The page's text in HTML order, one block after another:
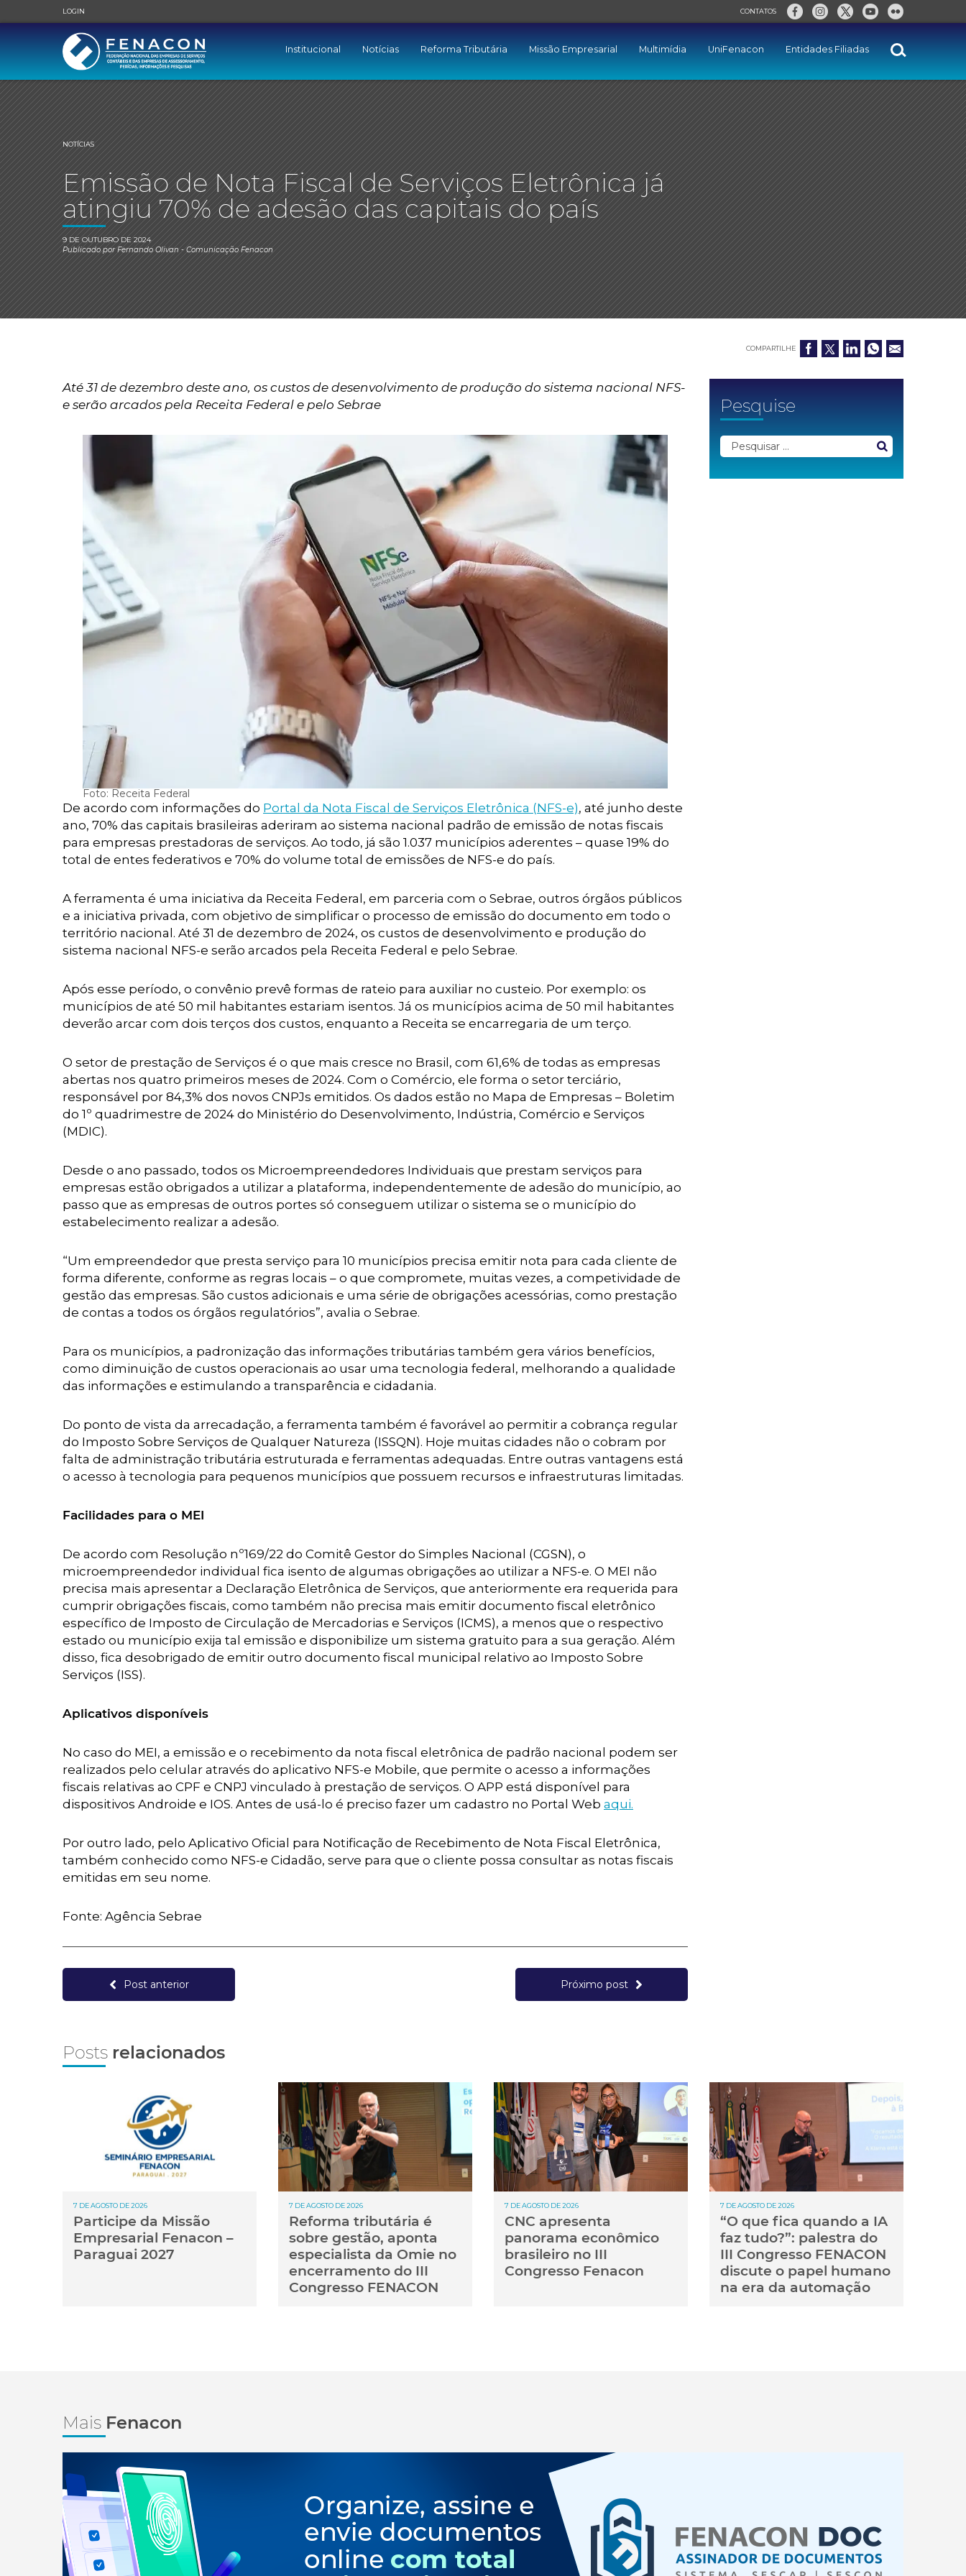
LOGIN CONTATOS
Institucional Notícias Reforma Tributária Missão Empresarial Multimídia UniFenacon Entidades Filiadas
NOTÍCIAS
Emissão de Nota Fiscal de Serviços Eletrônica já
atingiu 70% de adesão das capitais do país
9 DE OUTUBRO DE 2024
Publicado porFernando Olivan- Comunicação Fenacon
COMPARTILHE
Até 31 de dezembro deste ano, os custos de desenvolvimento de produção do sistema nacional NFS-
e serão arcados pela Receita Federal e pelo Sebrae
Foto: Receita Federal
De acordo com informações do Portal da Nota Fiscal de Serviços Eletrônica (NFS-e), até junho deste
ano, 70% das capitais brasileiras aderiram ao sistema nacional padrão de emissão de notas fiscais
para empresas prestadoras de serviços. Ao todo, já são 1.037 municípios aderentes – quase 19% do
total de entes federativos e 70% do volume total de emissões de NFS-e do país.
A ferramenta é uma iniciativa da Receita Federal, em parceria com o Sebrae, outros órgãos públicos
e a iniciativa privada, com objetivo de simplificar o processo de emissão do documento em todo o
território nacional. Até 31 de dezembro de 2024, os custos de desenvolvimento e produção do
sistema nacional NFS-e serão arcados pela Receita Federal e pelo Sebrae.
Após esse período, o convênio prevê formas de rateio para auxiliar no custeio. Por exemplo: os
municípios de até 50 mil habitantes estariam isentos. Já os municípios acima de 50 mil habitantes
deverão arcar com dois terços dos custos, enquanto a Receita se encarregaria de um terço.
O setor de prestação de Serviços é o que mais cresce no Brasil, com 61,6% de todas as empresas
abertas nos quatro primeiros meses de 2024. Com o Comércio, ele forma o setor terciário,
responsável por 84,3% dos novos CNPJs emitidos. Os dados estão no Mapa de Empresas – Boletim
do 1º quadrimestre de 2024 do Ministério do Desenvolvimento, Indústria, Comércio e Serviços
(MDIC).
Desde o ano passado, todos os Microempreendedores Individuais que prestam serviços para
empresas estão obrigados a utilizar a plataforma, independentemente de adesão do município, ao
passo que as empresas de outros portes só conseguem utilizar o sistema se o município do
estabelecimento realizar a adesão.
“Um empreendedor que presta serviço para 10 municípios precisa emitir nota para cada cliente de
forma diferente, conforme as regras locais – o que compromete, muitas vezes, a competividade de
gestão das empresas. São custos adicionais e uma série de obrigações acessórias, como prestação
de contas a todos os órgãos regulatórios”, avalia o Sebrae.
Para os municípios, a padronização das informações tributárias também gera vários benefícios,
como diminuição de custos operacionais ao usar uma tecnologia federal, melhorando a qualidade
das informações e estimulando a transparência e cidadania.
Do ponto de vista da arrecadação, a ferramenta também é favorável ao permitir a cobrança regular
do Imposto Sobre Serviços de Qualquer Natureza (ISSQN). Hoje muitas cidades não o cobram por
falta de administração tributária estruturada e ferramentas adequadas. Entre outras vantagens está
o acesso à tecnologia para pequenos municípios que possuem recursos e infraestruturas limitadas.
Facilidades para o MEI
De acordo com Resolução nº169/22 do Comitê Gestor do Simples Nacional (CGSN), o
microempreendedor individual fica isento de algumas obrigações ao utilizar a NFS-e. O MEI não
precisa mais apresentar a Declaração Eletrônica de Serviços, que anteriormente era requerida para
cumprir obrigações fiscais, como também não precisa mais emitir documento fiscal eletrônico
específico de Imposto de Circulação de Mercadorias e Serviços (ICMS), a menos que o respectivo
estado ou município exija tal emissão e disponibilize um sistema gratuito para a sua geração. Além
disso, fica desobrigado de emitir outro documento fiscal municipal relativo ao Imposto Sobre
Serviços (ISS).
Aplicativos disponíveis
No caso do MEI, a emissão e o recebimento da nota fiscal eletrônica de padrão nacional podem ser
realizados pelo celular através do aplicativo NFS-e Mobile, que permite o acesso a informações
fiscais relativas ao CPF e CNPJ vinculado à prestação de serviços. O APP está disponível para
dispositivos Androide e IOS. Antes de usá-lo é preciso fazer um cadastro no Portal Web aqui.
Por outro lado, pelo Aplicativo Oficial para Notificação de Recebimento de Nota Fiscal Eletrônica,
também conhecido como NFS-e Cidadão, serve para que o cliente possa consultar as notas fiscais
emitidas em seu nome.
Fonte: Agência Sebrae
Post anterior Próximo post
Pesquise
Posts relacionados
7 DE AGOSTO DE 2026
Participe da Missão
Empresarial Fenacon –
Paraguai 2027
7 DE AGOSTO DE 2026
Reforma tributária é
sobre gestão, aponta
especialista da Omie no
encerramento do III
Congresso FENACON
7 DE AGOSTO DE 2026
CNC apresenta
panorama econômico
brasileiro no III
Congresso Fenacon
7 DE AGOSTO DE 2026
“O que fica quando a IA
faz tudo?”: palestra do
III Congresso FENACON
discute o papel humano
na era da automação
Mais Fenacon